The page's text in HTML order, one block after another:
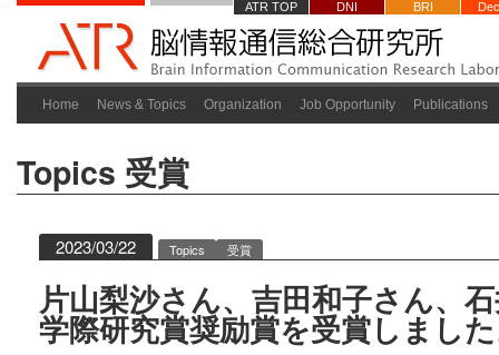
ATR TOP DNI BRI
Home News & Topics Organization Job Opportunity Publications
Topics 受賞
2023/03/22 Topics 受賞
片山梨沙さん、吉田和子さん、
学際研究賞奨励賞を受賞しまし